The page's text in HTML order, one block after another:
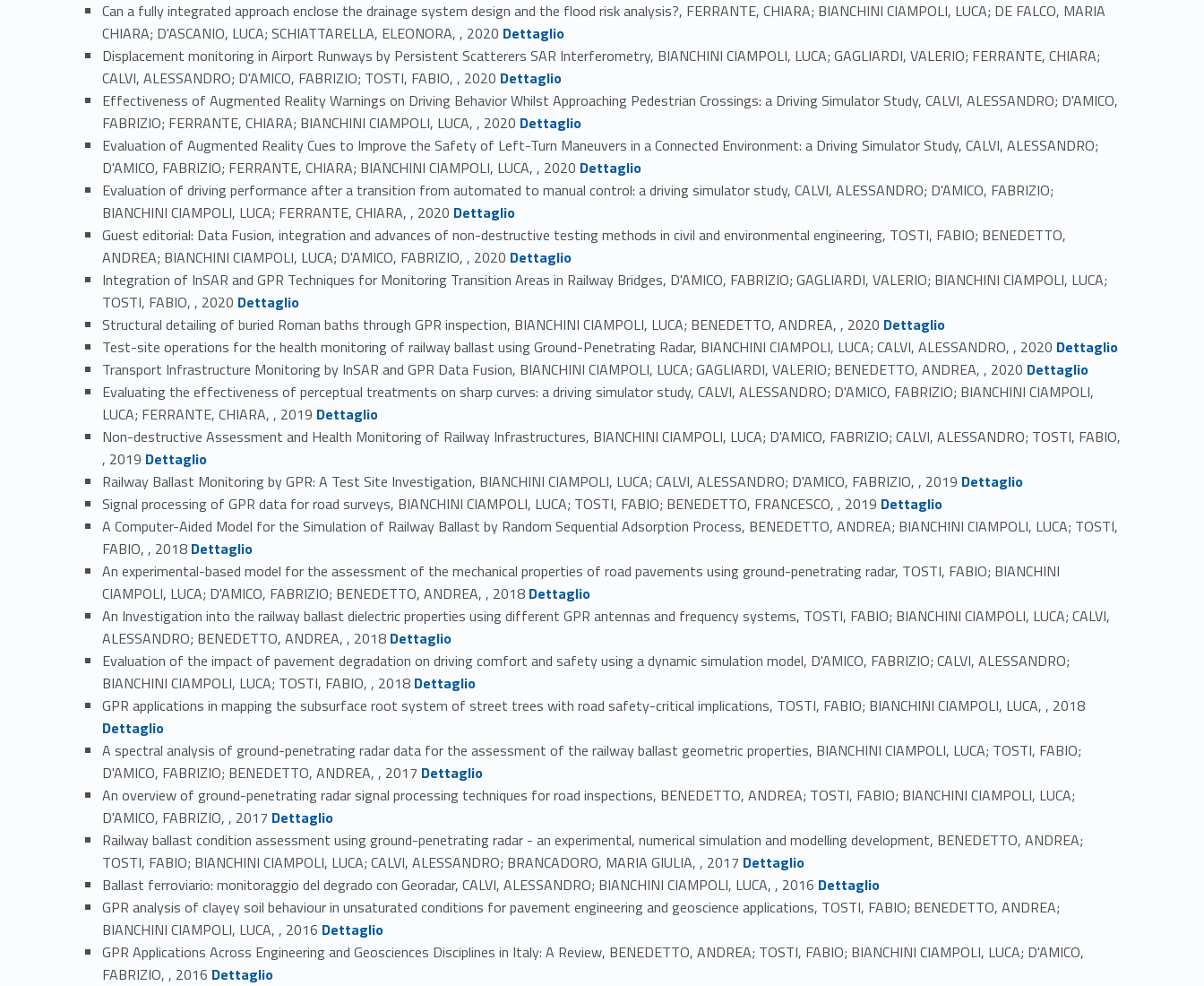
Can a fully integrated approach enclose the drainage system design and the flood risk analysis?, FERRANTE, CHIARA; BIANCHINI CIAMPOLI, LUCA; DE FALCO, MARIA
CHIARA; D'ASCANIO, LUCA; SCHIATTARELLA, ELEONORA, , 2020Link identifier #identifier_person_36388-12Dettaglio
Displacement monitoring in Airport Runways by Persistent Scatterers SAR Interferometry, BIANCHINI CIAMPOLI, LUCA; GAGLIARDI, VALERIO; FERRANTE, CHIARA;
CALVI, ALESSANDRO; D'AMICO, FABRIZIO; TOSTI, FABIO, , 2020 Link identifier #identifier_person_132152-13
Dettaglio
Effectiveness of Augmented Reality Warnings on Driving Behavior Whilst Approaching Pedestrian Crossings: a Driving Simulator Study, CALVI, ALESSANDRO; D'AMICO,
FABRIZIO; FERRANTE, CHIARA; BIANCHINI CIAMPOLI, LUCA, , 2020 Link identifier #identifier_person_77101-14
Dettaglio
Evaluation of Augmented Reality Cues to Improve the Safety of Left-Turn Maneuvers in a Connected Environment: a Driving Simulator Study, CALVI, ALESSANDRO;
D'AMICO, FABRIZIO; FERRANTE, CHIARA; BIANCHINI CIAMPOLI, LUCA, , 2020 Link identifier #identifier_person_181974-15
Dettaglio
Evaluation of driving performance after a transition from automated to manual control: a driving simulator study, CALVI, ALESSANDRO; D'AMICO, FABRIZIO;
BIANCHINI CIAMPOLI, LUCA; FERRANTE, CHIARA, , 2020 Link identifier #identifier_person_36757-16
Dettaglio
Guest editorial: Data Fusion, integration and advances of non-destructive testing methods in civil and environmental engineering, TOSTI, FABIO; BENEDETTO,
ANDREA; BIANCHINI CIAMPOLI, LUCA; D'AMICO, FABRIZIO, , 2020 Link identifier #identifier_person_188990-17
Dettaglio
Integration of InSAR and GPR Techniques for Monitoring Transition Areas in Railway Bridges, D'AMICO, FABRIZIO; GAGLIARDI, VALERIO; BIANCHINI CIAMPOLI, LUCA;
TOSTI, FABIO, , 2020 Link identifier #identifier_person_166161-18
Dettaglio
Structural detailing of buried Roman baths through GPR inspection, BIANCHINI CIAMPOLI, LUCA; BENEDETTO, ANDREA, , 2020 Link identifier #identifier_person_160790-19
Dettaglio
Test-site operations for the health monitoring of railway ballast using Ground-Penetrating Radar, BIANCHINI CIAMPOLI, LUCA; CALVI, ALESSANDRO, , 2020 Link identifier #identifier_person_84102-20
Dettaglio
Transport Infrastructure Monitoring by InSAR and GPR Data Fusion, BIANCHINI CIAMPOLI, LUCA; GAGLIARDI, VALERIO; BENEDETTO, ANDREA, , 2020 Link identifier #identifier_person_70373-21
Dettaglio
Evaluating the effectiveness of perceptual treatments on sharp curves: a driving simulator study, CALVI, ALESSANDRO; D'AMICO, FABRIZIO; BIANCHINI CIAMPOLI,
LUCA; FERRANTE, CHIARA, , 2019 Link identifier #identifier_person_40075-22
Dettaglio
Non-destructive Assessment and Health Monitoring of Railway Infrastructures, BIANCHINI CIAMPOLI, LUCA; D'AMICO, FABRIZIO; CALVI, ALESSANDRO; TOSTI, FABIO,
, 2019 Link identifier #identifier_person_5879-23
Dettaglio
Railway Ballast Monitoring by GPR: A Test Site Investigation, BIANCHINI CIAMPOLI, LUCA; CALVI, ALESSANDRO; D'AMICO, FABRIZIO, , 2019 Link identifier #identifier_person_147497-24
Dettaglio
Signal processing of GPR data for road surveys, BIANCHINI CIAMPOLI, LUCA; TOSTI, FABIO; BENEDETTO, FRANCESCO, , 2019 Link identifier #identifier_person_81798-25
Dettaglio
A Computer-Aided Model for the Simulation of Railway Ballast by Random Sequential Adsorption Process, BENEDETTO, ANDREA; BIANCHINI CIAMPOLI, LUCA; TOSTI,
FABIO, , 2018 Link identifier #identifier_person_81253-26
Dettaglio
An experimental-based model for the assessment of the mechanical properties of road pavements using ground-penetrating radar, TOSTI, FABIO; BIANCHINI
CIAMPOLI, LUCA; D'AMICO, FABRIZIO; BENEDETTO, ANDREA, , 2018 Link identifier #identifier_person_146053-27
Dettaglio
An Investigation into the railway ballast dielectric properties using different GPR antennas and frequency systems, TOSTI, FABIO; BIANCHINI CIAMPOLI, LUCA; CALVI,
ALESSANDRO; BENEDETTO, ANDREA, , 2018 Link identifier #identifier_person_81565-28
Dettaglio
Evaluation of the impact of pavement degradation on driving comfort and safety using a dynamic simulation model, D'AMICO, FABRIZIO; CALVI, ALESSANDRO;
BIANCHINI CIAMPOLI, LUCA; TOSTI, FABIO, , 2018 Link identifier #identifier_person_8797-29
Dettaglio
GPR applications in mapping the subsurface root system of street trees with road safety-critical implications, TOSTI, FABIO; BIANCHINI CIAMPOLI, LUCA, , 2018
Dettaglio
A spectral analysis of ground-penetrating radar data for the assessment of the railway ballast geometric properties, BIANCHINI CIAMPOLI, LUCA; TOSTI, FABIO;
D'AMICO, FABRIZIO; BENEDETTO, ANDREA, , 2017 Link identifier #identifier_person_36385-31
Dettaglio
An overview of ground-penetrating radar signal processing techniques for road inspections, BENEDETTO, ANDREA; TOSTI, FABIO; BIANCHINI CIAMPOLI, LUCA;
D'AMICO, FABRIZIO, , 2017 Link identifier #identifier_person_32382-32
Dettaglio
Railway ballast condition assessment using ground-penetrating radar - an experimental, numerical simulation and modelling development, BENEDETTO, ANDREA;
TOSTI, FABIO; BIANCHINI CIAMPOLI, LUCA; CALVI, ALESSANDRO; BRANCADORO, MARIA GIULIA, , 2017 Link identifier #identifier_person_165157-33
Dettaglio
Ballast ferroviario: monitoraggio del degrado con Georadar, CALVI, ALESSANDRO; BIANCHINI CIAMPOLI, LUCA, , 2016 Link identifier #identifier_person_149205-34
Dettaglio
GPR analysis of clayey soil behaviour in unsaturated conditions for pavement engineering and geoscience applications, TOSTI, FABIO; BENEDETTO, ANDREA;
BIANCHINI CIAMPOLI, LUCA, , 2016 Link identifier #identifier_person_171711-35
Dettaglio
GPR Applications Across Engineering and Geosciences Disciplines in Italy: A Review, BENEDETTO, ANDREA; TOSTI, FABIO; BIANCHINI CIAMPOLI, LUCA; D'AMICO,
FABRIZIO, , 2016 Link identifier #identifier_person_149707-36
Dettaglio